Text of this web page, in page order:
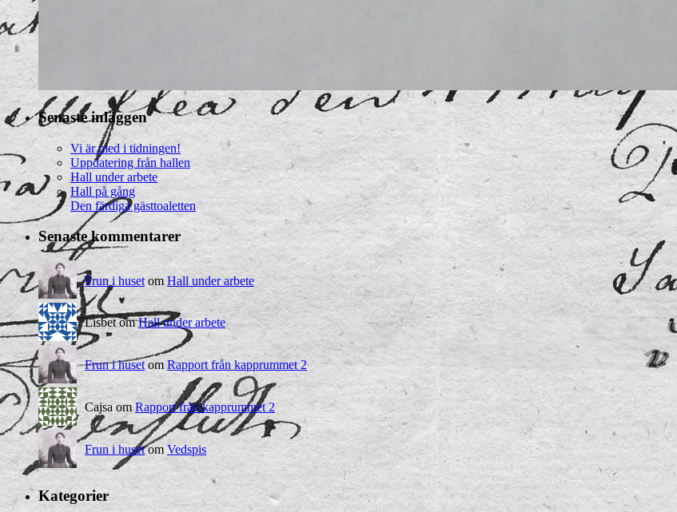
Senaste inläggen
Vi är med i tidningen!
Uppdatering från hallen
Hall under arbete
Hall på gång
Den färdiga gästtoaletten
Senaste kommentarer
Frun i husetom Hall under arbete
Lisbet omHall under arbete
Frun i huset om Rapport från kapprummet 2
Cajsa omRapport från kapprummet 2
Frun i husetom Vedspis
Kategorier